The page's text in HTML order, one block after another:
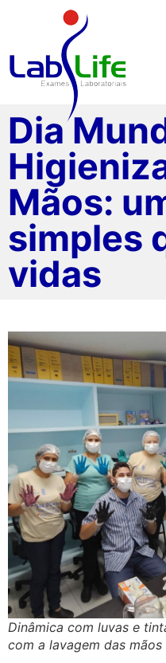
Dia
Mãos:
simples
vidas
Dinâmica com luvas e
com a lavagem das mãos